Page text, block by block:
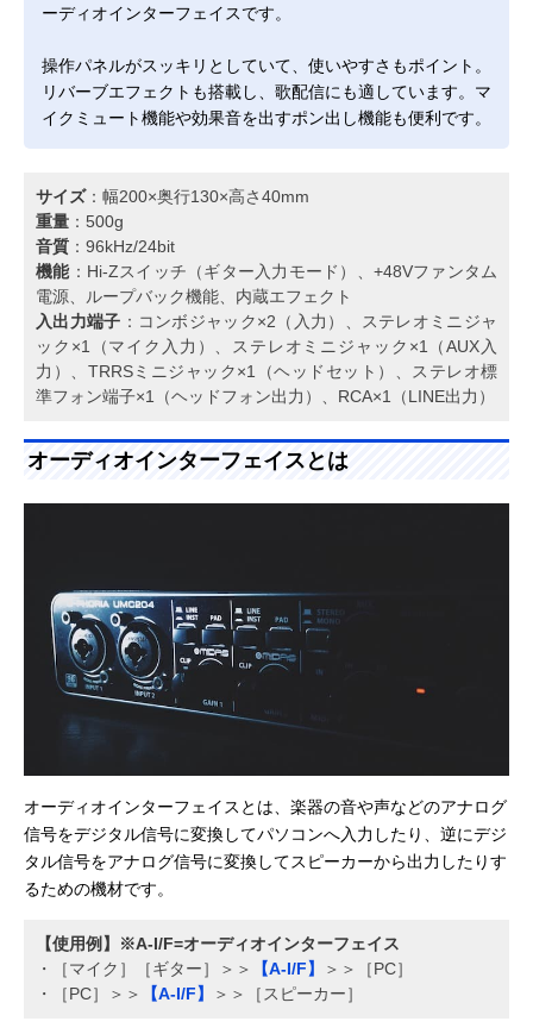
ーディオインターフェイスです。
操作パネルがスッキリとしていて、使いやすさもポイント。
リバーブエフェクトも搭載し、歌配信にも適しています。マ
イクミュート機能や効果音を出すポン出し機能も便利です。
サイズ：幅200×奥行130×高さ40mm
重量 ：500g
音質 ：96kHz/24bit
機能：Hi-Zスイッチ（ギター入力モード）、+48Vファンタム
電源、ループバック機能、内蔵エフェクト
入出力端子 ：コンボジャック×2（入力）、ステレオミニジャ
ック×1（マイク入力）、ステレオミニジャック×1（AUX入
力）、TRRSミニジャック×1（ヘッドセット）、ステレオ標
準フォン端子×1（ヘッドフォン出力）、RCA×1（LINE出力）
オーディオインターフェイスとは
オーディオインターフェイスとは、楽器の音や声などのアナログ
信号をデジタル信号に変換してパソコンへ入力したり、逆にデジ
タル信号をアナログ信号に変換してスピーカーから出力したりす
るための機材です。
【使用例】※A-I/F=オーディオインターフェイス
・［マイク］［ギター］＞＞
【A-I/F】
＞＞［PC］
・［PC］＞＞
【A-I/F】 ＞＞［スピーカー］